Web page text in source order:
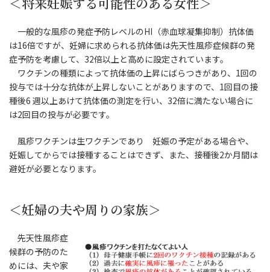
一般的な風疹の発症予防レベルのHI（赤血球凝集抑制）抗体価
は16倍ですが、妊婦に求められる抗体価は先天性風疹症候群の発
症予防を考慮して、32倍以上と高めに設定されています。
ワクチンの種類によって抗体価の上昇にばらつきがあり、1回の
投与では十分な抗体が上昇しないことがありますので、1回目の接
種後6 週以上あけて抗体価の測定を行い、32倍に満たない場合に
は2回目の投与が必要です。
風疹ワクチンは生ワクチンであり 妊娠の予定がある場合や、
妊娠してからでは接種することはできず、また、接種後2か月間は
避妊が必要となります。
＜妊婦の夫や周りの家族＞
先天性風疹症
候群の予防のた
めには、夫や家